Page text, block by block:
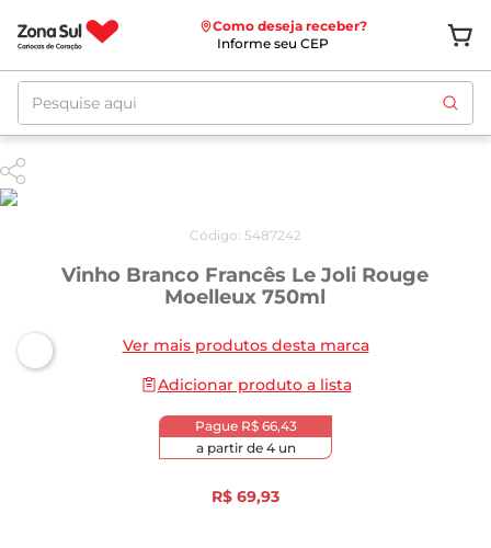
Como deseja receber?
Informe seu CEP
Pesquise aqui
Código: 5487242
Vinho Branco Francês Le Joli Rouge
Moelleux 750ml
Ver mais produtos desta marca
Adicionar produto a lista
Pague R$ 66,43
a partir de 4un
R$ 69,93